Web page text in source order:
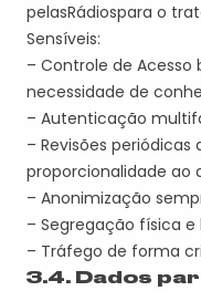
pelasRádiospara o
Sensíveis:
– Controle de Acesso
necessidade de
– Autenticação
– Revisões periódicas
proporcionalidade ao
– Anonimização
– Segregação física e
– Tráfego de forma
3.4. Dados